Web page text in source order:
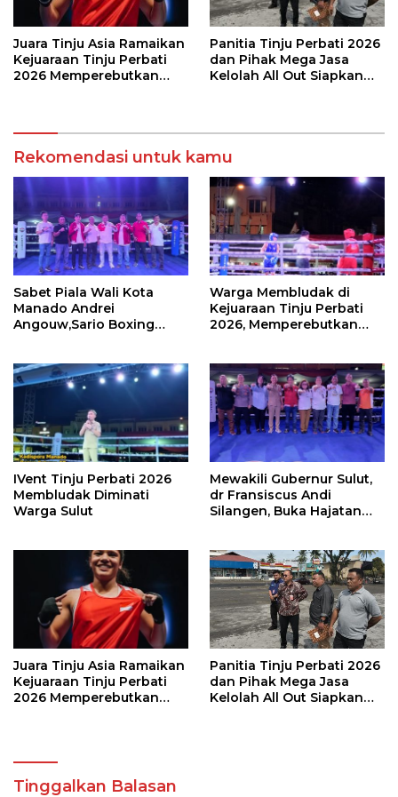
Juara Tinju Asia Ramaikan
Kejuaraan Tinju Perbati
2026 Memperebutkan
Panitia Tinju Perbati 2026
dan Pihak Mega Jasa
Kelolah All Out Siapkan
Rekomendasi untuk kamu
Sabet Piala Wali Kota
Manado Andrei
Angouw,Sario Boxing
Warga Membludak di
Kejuaraan Tinju Perbati
2026, Memperebutkan
IVent Tinju Perbati 2026
Membludak Diminati
Warga Sulut
Mewakili Gubernur Sulut,
dr Fransiscus Andi
Silangen, Buka Hajatan
Wali Kota Manado
Juara Tinju Asia Ramaikan
Kejuaraan Tinju Perbati
2026 Memperebutkan
Panitia Tinju Perbati 2026
dan Pihak Mega Jasa
Kelolah All Out Siapkan
Tinggalkan Balasan